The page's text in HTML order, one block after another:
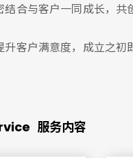
合与客户一同成长，共
客户满意度，成立之
服务内容